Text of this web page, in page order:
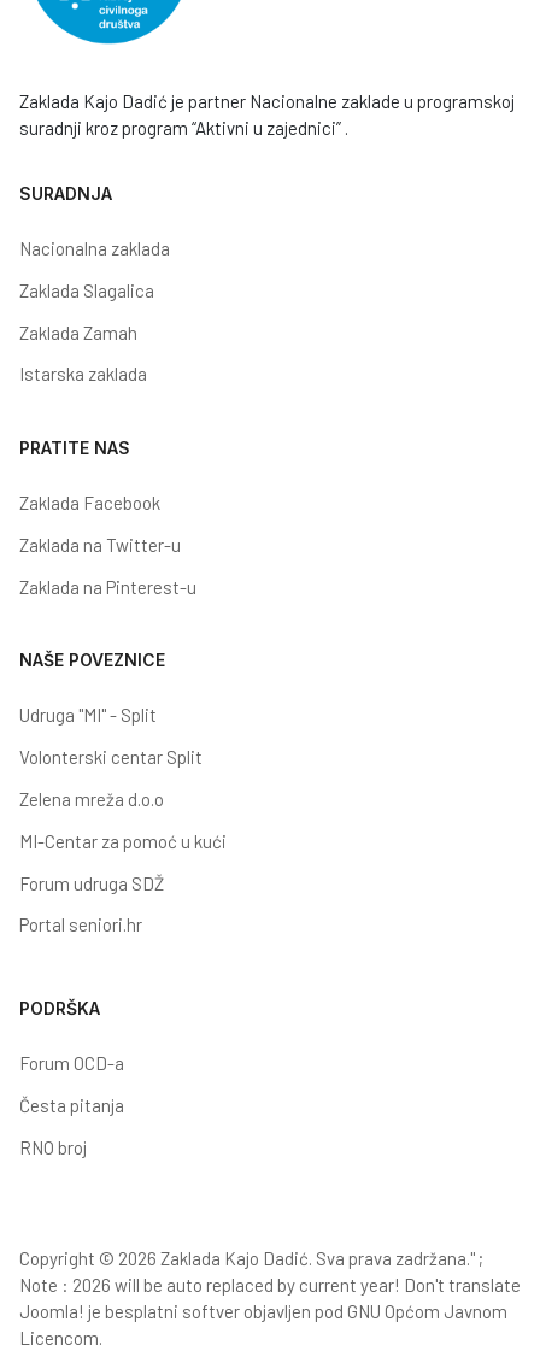
Zaklada Kajo Dadić je partner Nacionalne zaklade u programskoj
suradnji kroz program “Aktivni u zajednici” .
SURADNJA
Nacionalna zaklada
Zaklada Slagalica
Zaklada Zamah
Istarska zaklada
PRATITE NAS
Zaklada Facebook
Zaklada na Twitter-u
Zaklada na Pinterest-u
NAŠE POVEZNICE
Udruga "MI" - Split
Volonterski centar Split
Zelena mreža d.o.o
MI-Centar za pomoć u kući
Forum udruga SDŽ
Portal seniori.hr
PODRŠKA
Forum OCD-a
Česta pitanja
RNO broj
Copyright © 2026 Zaklada Kajo Dadić. Sva prava zadržana." ;
Note : 2026 will be auto replaced by current year! Don't translate
Joomla! je besplatni softver objavljen pod GNU Općom Javnom
Licencom.